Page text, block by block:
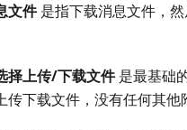
文件是指下载消息文件，
择上传/下载文件是最基础
传下载文件，没有任何其他